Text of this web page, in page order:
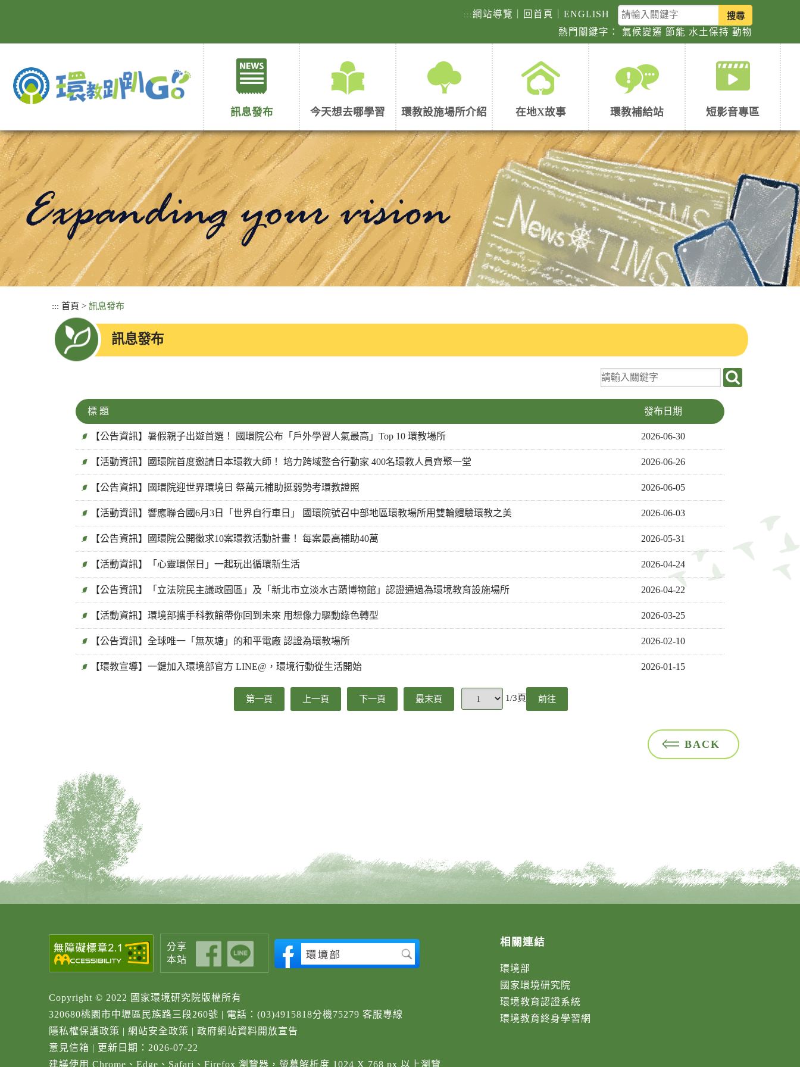
要
:::網站導覽 回首頁 ｜ENGLISH
關
鍵
字
熱門關鍵字：氣候變遷 節能 水土保持 動物
訊息發布 今天想去哪學習 環教設施場所介紹 在地X故事 環教補給站 短影音專區
::: 首頁 > 訊息發布
訊息發布
關
鍵
標 題 發布日期
【公告資訊】暑假親子出遊首選！ 國環院公布「戶外學習人氣最高」Top 10 環教場所 2026-06-30
【活動資訊】國環院首度邀請日本環教大師！ 培力跨域整合行動家 400名環教人員齊聚一堂 2026-06-26
【公告資訊】國環院迎世界環境日 祭萬元補助挺弱勢考環教證照 2026-06-05
【活動資訊】響應聯合國6月3日「世界自行車日」 國環院號召中部地區環教場所用雙輪體驗環教之美 2026-06-03
【公告資訊】國環院公開徵求10案環教活動計畫！ 每案最高補助40萬 2026-05-31
【活動資訊】「心靈環保日」一起玩出循環新生活 2026-04-24
【公告資訊】「立法院民主議政園區」及「新北市立淡水古蹟博物館」認證通過為環境教育設施場所 2026-04-22
【活動資訊】環境部攜手科教館帶你回到未來 用想像力驅動綠色轉型 2026-03-25
【公告資訊】全球唯一「無灰塘」的和平電廠 認證為環教場所 2026-02-10
【環教宣導】一鍵加入環境部官方 LINE@，環境行動從生活開始 2026-01-15
第一頁 上一頁 下一頁 最末頁 1/3頁 前往
BACK
分享
本站
Copyright © 2022 國家環境研究院版權所有
320680桃園市中壢區民族路三段260號 | 電話：(03)4915818分機75279 客服專線
隱私權保護政策 | 網站安全政策 | 政府網站資料開放宣告
意見信箱 | 更新日期：2026-07-22
建議使用 Chrome、Edge、Safari、Firefox 瀏覽器，螢幕解析度 1024 X 768 px 以上瀏覽
相關連結
環境部
國家環境研究院
環境教育認證系統
環境教育終身學習網